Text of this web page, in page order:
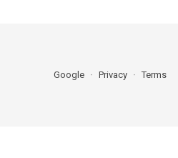
Google Privacy Terms